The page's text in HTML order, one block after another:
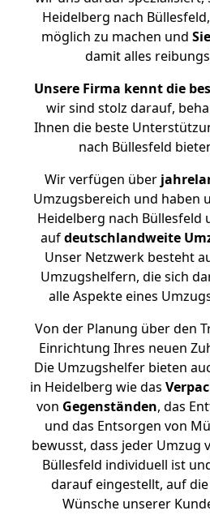
Heidelberg nach
möglich zu machen und
damit alles
Unsere Firma kennt die
wir sind stolz darauf,
Ihnen die beste
nach Büllesfeld
Wir verfügen über
Umzugsbereich und haben
Heidelberg nach Büllesfeld
aufdeutschlandweite
Unser Netzwerk besteht
Umzugshelfern, die sich
alle Aspekte eines
Von der Planung über den
Einrichtung Ihres neuen
Die Umzugshelfer bieten
in Heidelberg wie das
von Gegenständen, das
und das Entsorgen von
bewusst, dass jeder Umzug
Büllesfeld individuell ist
darauf eingestellt, auf
Wünsche unserer